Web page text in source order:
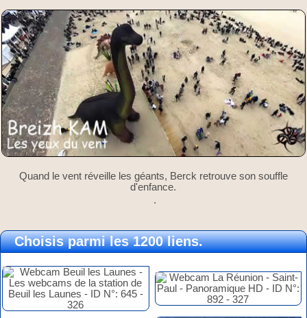
Quand le vent réveille les géants, Berck retrouve son souffle
d'enfance.
.
Choisis parmi les 1200 liens.